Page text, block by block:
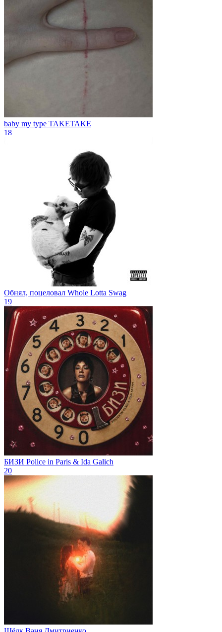
baby my type TAKETAKE
18
Обнял, поцеловал Whole Lotta Swag
19
БИЗИ Police in Paris & Ida Galich
20